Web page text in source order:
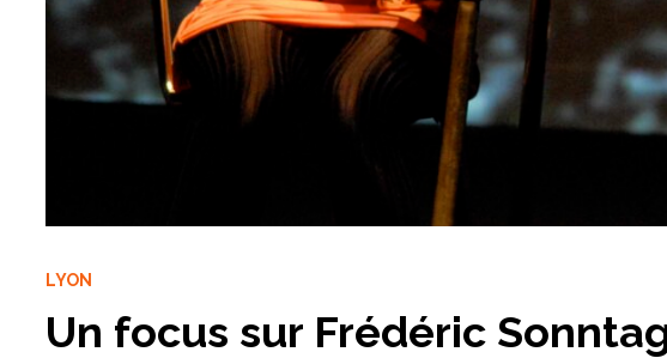
LYON
Un focus sur Frédéric